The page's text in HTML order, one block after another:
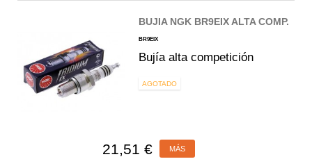
BUJIA NGK BR9EIX ALTA COMP.
BR9EIX
Bujía alta competición
AGOTADO
21,51 € MÁS